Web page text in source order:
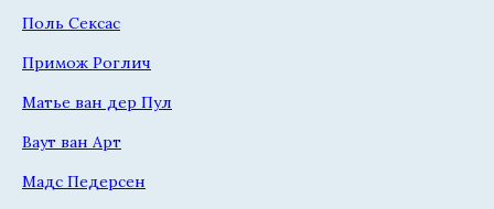
Поль Сексас
Примож Роглич
Матье ван дер Пул
Ваут ван Арт
Мадс Педерсен